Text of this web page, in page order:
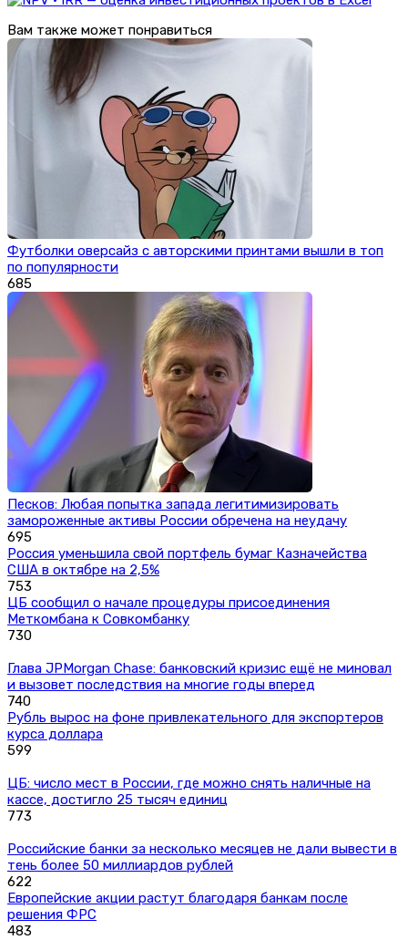
Вам также может понравиться
Футболки оверсайз с авторскими принтами вышли в топ
по популярности
685
Песков: Любая попытка запада легитимизировать
замороженные активы России обречена на неудачу
695
Россия уменьшила свой портфель бумаг Казначейства
США в октябре на 2,5%
753
ЦБ сообщил о начале процедуры присоединения
Меткомбана к Совкомбанку
730
Глава JPMorgan Chase: банковский кризис ещё не миновал
и вызовет последствия на многие годы вперед
740
Рубль вырос на фоне привлекательного для экспортеров
курса доллара
599
ЦБ: число мест в России, где можно снять наличные на
кассе, достигло 25 тысяч единиц
773
Российские банки за несколько месяцев не дали вывести в
тень более 50 миллиардов рублей
622
Европейские акции растут благодаря банкам после
решения ФРС
483